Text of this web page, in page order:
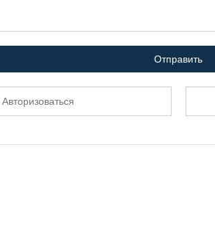
Отправить
Авторизоваться